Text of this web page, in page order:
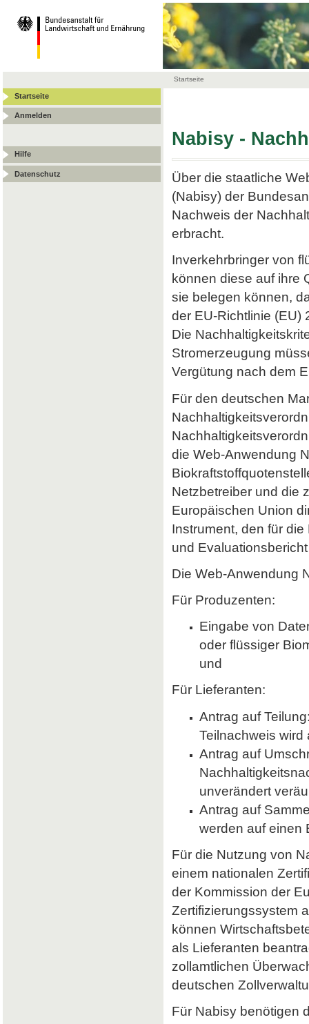
Startseite
Startseite
Anmelden
Hilfe
Datenschutz
Nabisy -
Über die staatliche
(Nabisy) der
Nachweis der
erbracht.
Inverkehrbringer von
können diese auf ihre
sie belegen können,
der EU-Richtlinie (EU)
Die
Stromerzeugung
Vergütung nach dem
Für den deutschen
die Web-Anwendung
Netzbetreiber und die
Europäischen Union
Instrument, den für
und
Die Web-Anwendung
Für Produzenten:
Eingabe von
oder flüssiger
und
Für Lieferanten:
Antrag auf
Teilnachweis wird
Antrag auf
unverändert
Antrag auf
werden auf einen
Für die Nutzung von
einem nationalen
der Kommission der
Zertifizierungssystem
können
als Lieferanten
zollamtlichen
deutschen
Für Nabisy benötigen